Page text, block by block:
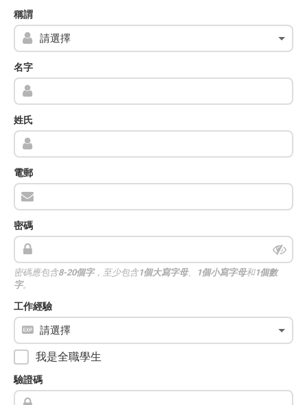
稱謂
名字
姓氏
電郵
密碼
密碼應包含8-20個字，至少包含1個大寫字母、 1個小寫字母和1個數
字。
工作經驗
我是全職學生
驗證碼